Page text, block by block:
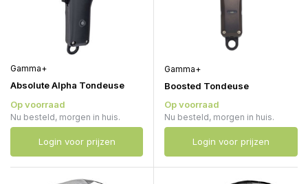
Gamma+
Absolute Alpha Tondeuse
Op voorraad
Nu besteld, morgen in huis.
Login voor prijzen
Gamma+
Boosted Tondeuse
Op voorraad
Nu besteld, morgen in huis.
Login voor prijzen